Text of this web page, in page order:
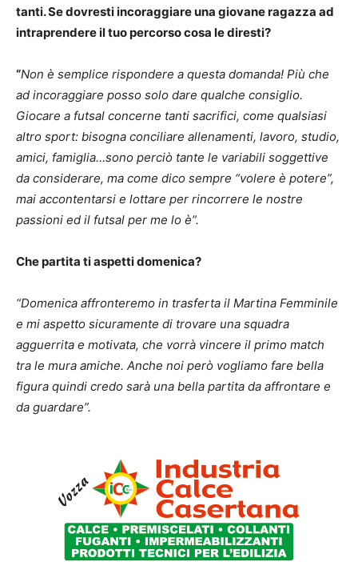
tanti. Se dovresti incoraggiare una giovane ragazza ad
intraprendere il tuo percorso cosa le diresti?
“Non è semplice rispondere a questa domanda! Più che
ad incoraggiare posso solo dare qualche consiglio.
Giocare a futsal concerne tanti sacrifici, come qualsiasi
altro sport: bisogna conciliare allenamenti, lavoro, studio,
amici, famiglia…sono perciò tante le variabili soggettive
da considerare, ma come dico sempre “volere è potere”,
mai accontentarsi e lottare per rincorrere le nostre
passioni ed il futsal per me lo è”.
Che partita ti aspetti domenica?
“Domenica affronteremo in trasferta il Martina Femminile
e mi aspetto sicuramente di trovare una squadra
agguerrita e motivata, che vorrà vincere il primo match
tra le mura amiche. Anche noi però vogliamo fare bella
figura quindi credo sarà una bella partita da affrontare e
da guardare”.